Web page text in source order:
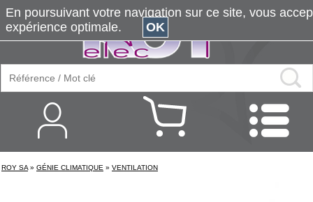
ROY SA » GÉNIE CLIMATIQUE » VENTILATION
En poursuivant votre navigation sur ce site, vous
expérience optimale.
OK